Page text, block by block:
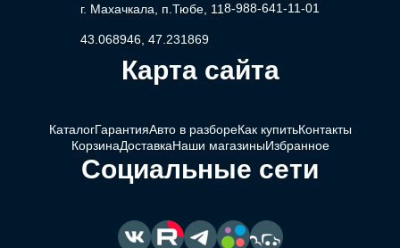
г. Махачкала, п.Тюбе, 11
43.068946, 47.231869
8-988-641-11-01
Карта сайта
КаталогГарантияАвто в разбореКак купитьКонтакты
КорзинаДоставкаНаши магазиныИзбранное
Социальные сети